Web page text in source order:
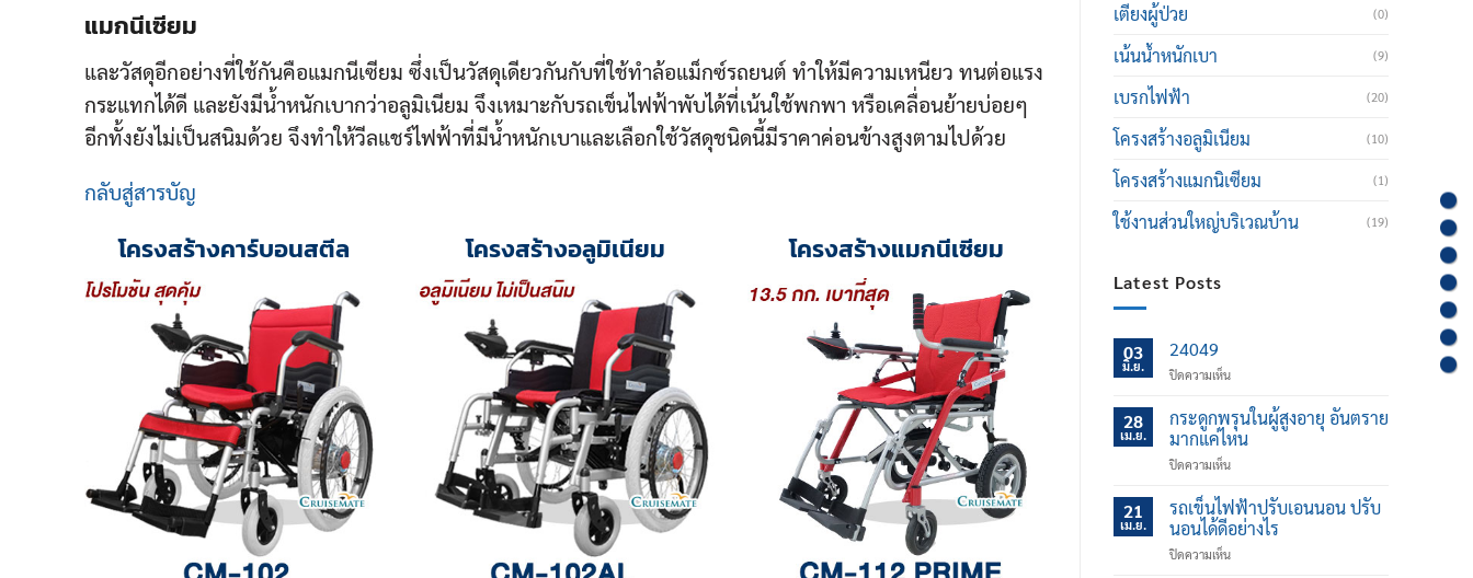
แมกนีเซียม
และวัสดุอีกอย่างที่ใช้กันคือแมกนีเซียม ซึ่งเป็นวัสดุเดียวกันกับที่ใช้ทำล้อแม็กซ์รถยนต์ ทำให้มีความเหนียว ทนต่อแรง
กระแทกได้ดี และยังมีน้ำหนักเบากว่าอลูมิเนียม จึงเหมาะกับรถเข็นไฟฟ้าพับได้ที่เน้นใช้พกพา หรือเคลื่อนย้ายบ่อยๆ
อีกทั้งยังไม่เป็นสนิมด้วย จึงทำให้วีลแชร์ไฟฟ้าที่มีน้ำหนักเบาและเลือกใช้วัสดุชนิดนี้มีราคาค่อนข้างสูงตามไปด้วย
กลับสู่สารบัญ
โครงสร้างคาร์บอนสตีล โครงสร้างอลูมิเนียม โครงสร้างแมกนีเซียม
เตียงผู้ป่วย (0)
เน้นน้ำหนักเบา (9)
เบรกไฟฟ้า (20)
โครงสร้างอลูมิเนียม (10)
โครงสร้างแมกนิเซียม (1)
ใช้งานส่วนใหญ่บริเวณบ้าน (19)
Latest Posts
03
มิ.ย.
24049
ปิดความเห็นบน
28
เม.ย.
กระดูกพรุนในผู้สูงอายุ อันตราย
มากแค่ไหน
ปิดความเห็นบน
พรุน
ใน
ผู้
สูง
21
เม.ย.
รถเข็นไฟฟ้าปรับเอนนอน ปรับ
นอนได้ดีอย่างไร
ปิดความเห็นบน